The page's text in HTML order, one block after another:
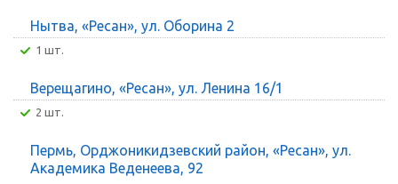
Нытва, «Ресан», ул. Оборина 2
1 шт.
Верещагино, «Ресан», ул. Ленина 16/1
2 шт.
Пермь, Орджоникидзевский район, «Ресан», ул.
Академика Веденеева, 92